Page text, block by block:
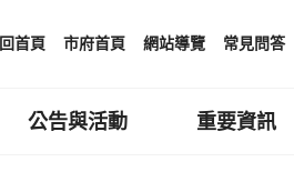
回首頁 市府首頁 網站導覽 常見問答
公告與活動 重要資訊